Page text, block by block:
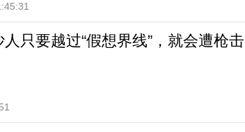
只要越过“假想界线”，就会遭枪击